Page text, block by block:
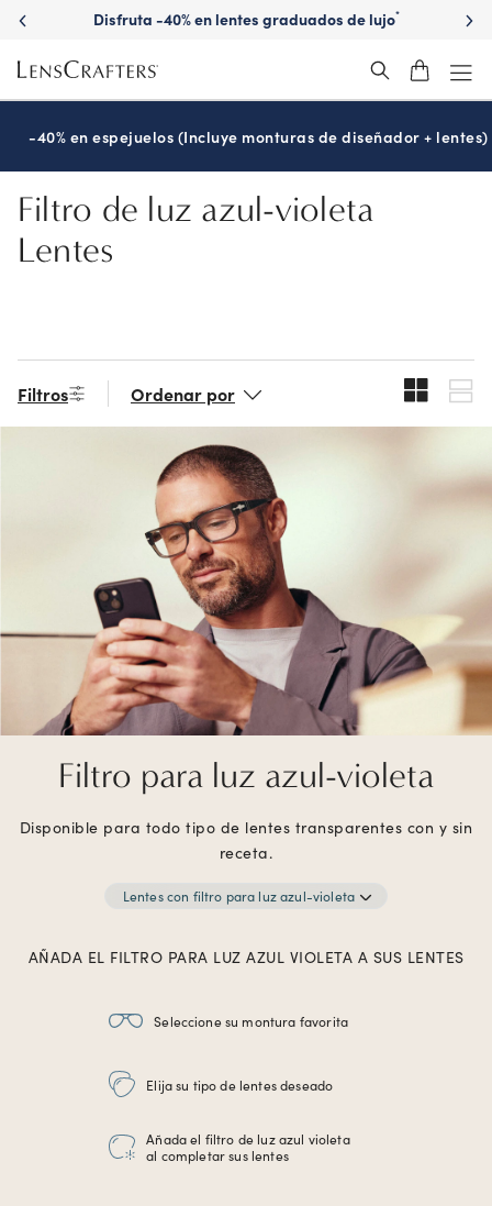
Skip
main
content
Disfruta -40% en lentes graduados de lujo*
-40% en espejuelos (Incluye monturas de diseñador + lentes)
Filtro de luz azul-violeta
Lentes
Filtros Ordenar por
Filtro para luz azul-violeta
Disponible para todo tipo de lentes transparentes con y sin
receta.
Lentes con filtro para luz azul-violeta
AÑADA EL FILTRO PARA LUZ AZUL VIOLETA A SUS LENTES
Seleccione su montura favorita
Elija su tipo de lentes deseado
Añada el filtro de luz azul violeta
al completar sus lentes